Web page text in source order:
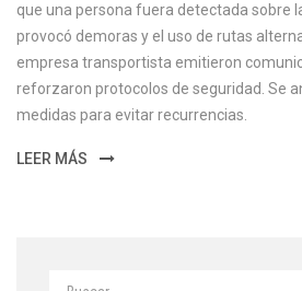
que una persona fuera detectada sobre
provocó demoras y el uso de rutas
empresa transportista emitieron
reforzaron protocolos de seguridad. Se
medidas para evitar recurrencias.
LEER MÁS